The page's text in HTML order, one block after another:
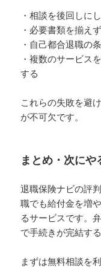
・相談を後回しに
・必要書類を揃え
・自己都合退職の
・複数のサービス
する
これらの失敗を避
が不可欠です。
まとめ・次にや
退職保険ナビの評
職でも給付金を増
るサービスです。
で手続きが完結す
まずは無料相談を